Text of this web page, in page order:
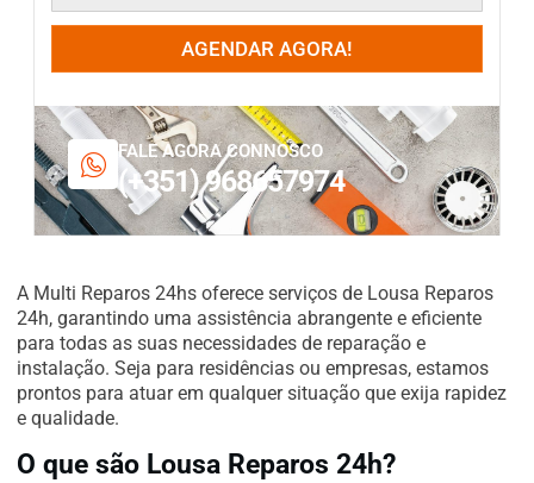
AGENDAR AGORA!
FALE AGORA CONNOSCO
(+351) 968657974
A Multi Reparos 24hs oferece serviços de Lousa Reparos
24h, garantindo uma assistência abrangente e eficiente
para todas as suas necessidades de reparação e
instalação. Seja para residências ou empresas, estamos
prontos para atuar em qualquer situação que exija rapidez
e qualidade.
O que são Lousa Reparos 24h?